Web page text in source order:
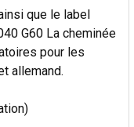
que le label
G60 La cheminée
pour les
allemand.